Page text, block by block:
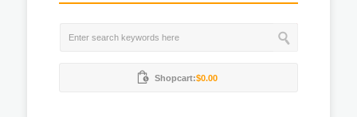
Shopcart:$0.00